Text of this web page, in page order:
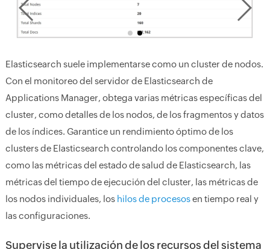
Elasticsearch suele implementarse como un cluster de nodos.
Con el monitoreo del servidor de Elasticsearch de
Applications Manager, obtega varias métricas específicas del
cluster, como detalles de los nodos, de los fragmentos y datos
de los índices. Garantice un rendimiento óptimo de los
clusters de Elasticsearch controlando los componentes clave,
como las métricas del estado de salud de Elasticsearch, las
métricas del tiempo de ejecución del cluster, las métricas de
los nodos individuales, los hilos de procesosen tiempo real y
las configuraciones.
Supervise la utilización de los recursos del sistema